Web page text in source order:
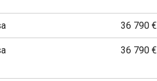
36 790 €
36 790 €